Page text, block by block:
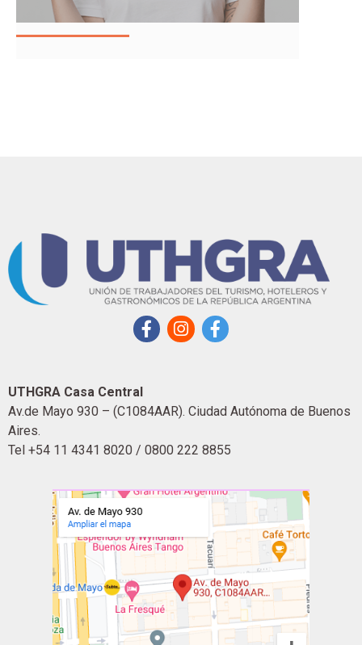
UTHGRA Casa Central
Av.de Mayo 930 – (C1084AAR). Ciudad Autónoma de Buenos
Aires.
Tel +54 11 4341 8020 / 0800 222 8855